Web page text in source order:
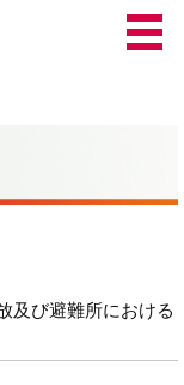
及び避難所における